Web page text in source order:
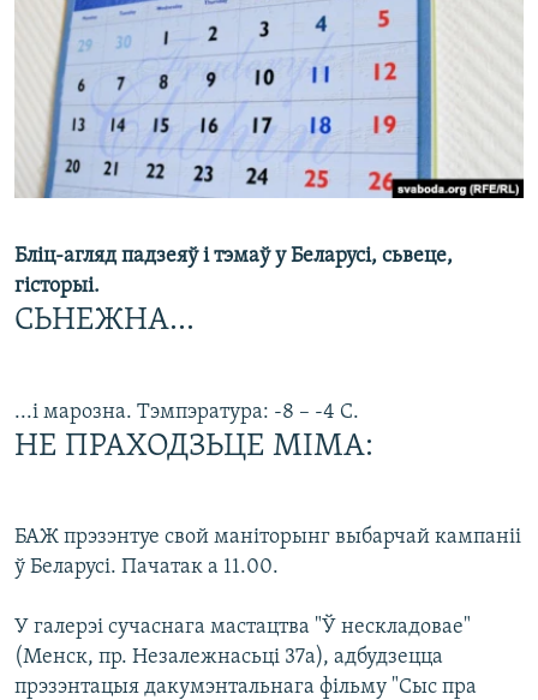
КУЛЬТУРА
КАЛЯНДАР
МОВА
НА ХВАЛЯХ СВАБОДЫ
Бліц-агляд падзеяў і тэмаў у Беларусі, сьвеце,
гісторыі.
СЬНЕЖНА...
...і марозна. Тэмпэратура: -8 – -4 С.
НЕ ПРАХОДЗЬЦЕ МІМА:
БАЖ прэзэнтуе свой маніторынг выбарчай кампаніі
ў Беларусі. Пачатак а 11.00.
У галерэі сучаснага мастацтва "Ў нескладовае"
(Менск, пр. Незалежнасьці 37а), адбудзецца
прэзэнтацыя дакумэнтальнага фільму "Сыс пра